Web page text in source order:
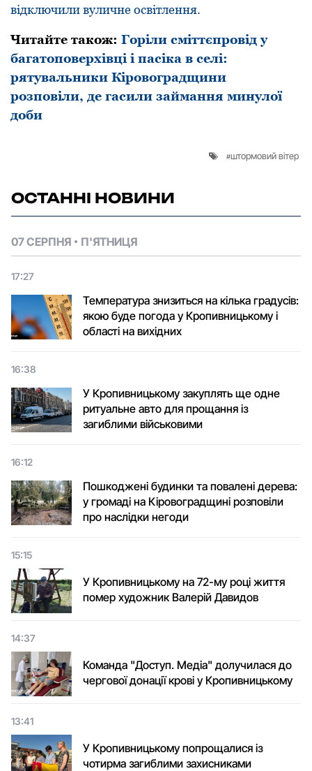
відключили вуличне освітлення.
Читайте також: Горіли сміттєпровід у
багатоповерхівці і пасіка в селі:
рятувальники Кіровоградщини
розповіли, де гасили займання минулої
доби
штормовий вітер
ОСТАННІ НОВИНИ
07 СЕРПНЯ П'ЯТНИЦЯ
17:27
Температура знизиться на кілька градусів:
якою буде погода у Кропивницькому і
області на вихідних
16:38
У Кропивницькому закуплять ще одне
ритуальне авто для прощання із
загиблими військовими
16:12
Пошкоджені будинки та повалені дерева:
у громаді на Кіровоградщині розповіли
про наслідки негоди
15:15
У Кропивницькому на 72-му році життя
помер художник Валерій Давидов
14:37
Команда "Доступ. Медіа" долучилася до
чергової донації крові у Кропивницькому
13:41
У Кропивницькому попрощалися із
чотирма загиблими захисниками